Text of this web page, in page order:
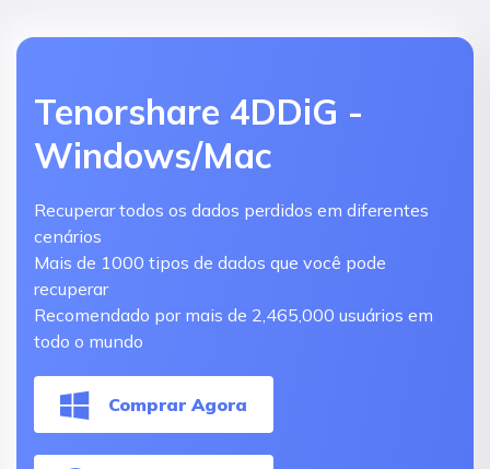
Tenorshare 4DDiG -
Windows/Mac
Recuperar todos os dados perdidos em diferentes
cenários
Mais de 1000 tipos de dados que você pode
recuperar
Recomendado por mais de 2,465,000 usuários em
todo o mundo
Comprar Agora